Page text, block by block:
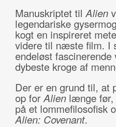
Manuskriptet tilAlien
legendariske
kogt en inspireret
videre til næste film. I
endeløst
dybeste kroge af
Der er en grund til, at
op forAlienlænge før,
på et lommefilosofisk
Alien: Covenant.